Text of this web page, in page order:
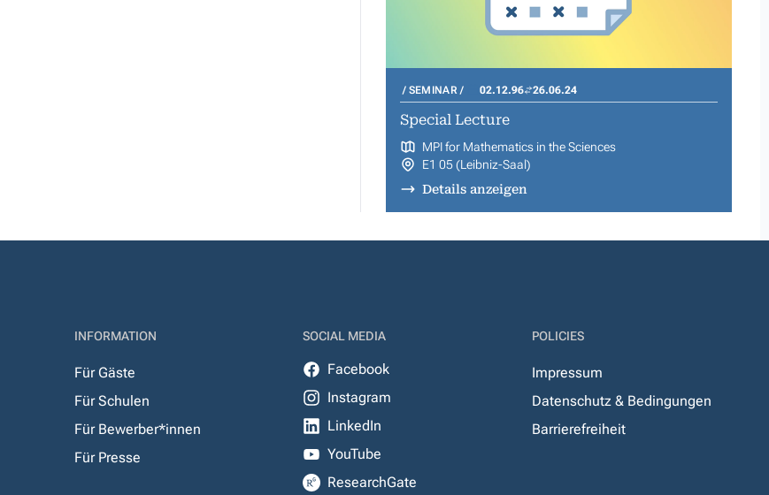
SEMINAR 02.12.96 26.06.24
Special Lecture
MPI for Mathematics in the Sciences
E1 05 (Leibniz-Saal)
Details anzeigen
INFORMATION
Für Gäste
Für Schulen
Für Bewerber*innen
Für Presse
SOCIAL MEDIA
Facebook
Instagram
LinkedIn
YouTube
ResearchGate
POLICIES
Impressum
Datenschutz & Bedingungen
Barrierefreiheit